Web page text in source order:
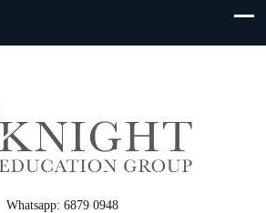
Whatsapp: 6879 0948